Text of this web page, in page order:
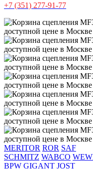
+7 (351) 277-91-77
MERITOR ROR SAF
SCHMITZ WABCO
BPW GIGANT JOST